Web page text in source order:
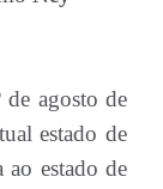
de agosto de
estado de
estado de